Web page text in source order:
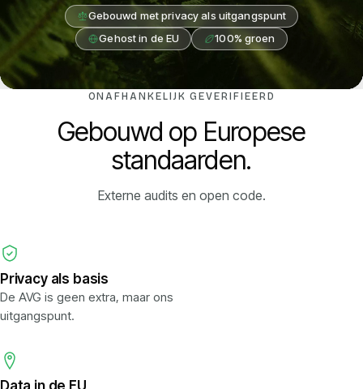
Gebouwd met privacy als uitgangspunt
Gehost in de EU
100% groen
ONAFHANKELIJK GEVERIFIEERD
Gebouwd op Europese
standaarden.
Externe audits en open code.
Privacy als basis
De AVG is geen extra, maar ons
uitgangspunt.
Data in de EU